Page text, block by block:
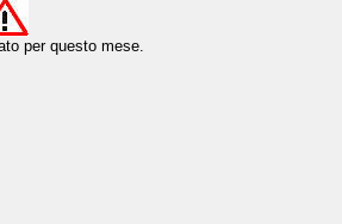
per questo mese.